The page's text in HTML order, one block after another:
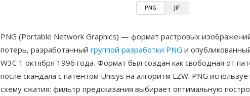
PNG JIF
PNG (Portable Network Graphics) — формат растровых
потерь, разработанный группой разработки PNG и
W3C 1 октября 1996 года. Формат был создан как свободная от
после скандала с патентом Unisys на алгоритм LZW. PNG
схему сжатия: фильтр предсказания выбирает оптимальную